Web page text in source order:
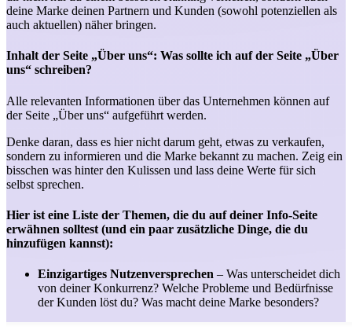
deine Marke deinen Partnern und Kunden (sowohl potenziellen als
auch aktuellen) näher bringen.
Inhalt der Seite „Über uns“: Was sollte ich auf der Seite „Über
uns“ schreiben?
Alle relevanten Informationen über das Unternehmen können auf
der Seite „Über uns“ aufgeführt werden.
Denke daran, dass es hier nicht darum geht, etwas zu verkaufen,
sondern zu informieren und die Marke bekannt zu machen. Zeig ein
bisschen was hinter den Kulissen und lass deine Werte für sich
selbst sprechen.
Hier ist eine Liste der Themen, die du auf deiner Info-Seite
erwähnen solltest (und ein paar zusätzliche Dinge, die du
hinzufügen kannst):
Einzigartiges Nutzenversprechen – Was unterscheidet dich
von deiner Konkurrenz? Welche Probleme und Bedürfnisse
der Kunden löst du? Was macht deine Marke besonders?